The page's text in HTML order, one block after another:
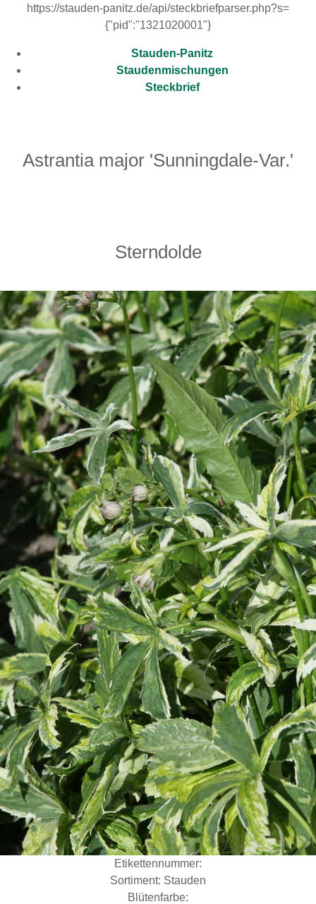
https://stauden-panitz.de/api/steckbriefparser.php?s=
{"pid":"1321020001"}
Stauden-Panitz
Staudenmischungen
Steckbrief
Astrantia major 'Sunningdale-Var.'
Sterndolde
Etikettennummer:
Sortiment: Stauden
Blütenfarbe: